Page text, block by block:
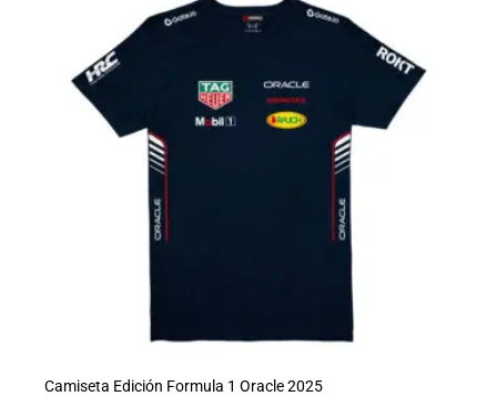
Camiseta Edición Formula 1 Oracle 2025